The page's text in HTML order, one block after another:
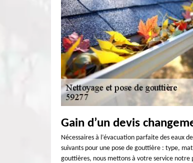
Gain d’un devis
Nécessaires à l’évacuation parfaite des eaux
suivants pour une pose de gouttière : type,
gouttières, nous mettons à votre service notre